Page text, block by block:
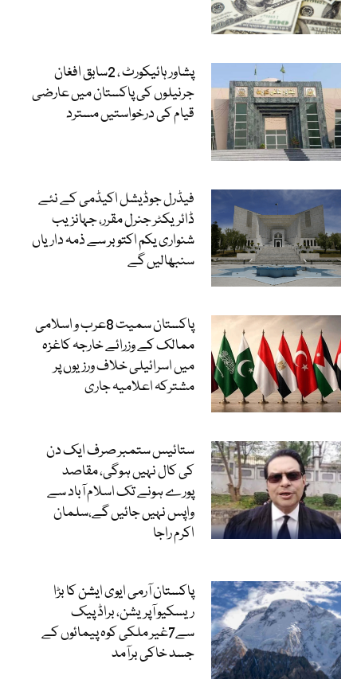
پشاور ہائیکورٹ ، 2سابق افغان
جرنیلوں کی پاکستان میں عارضی
قیام کی درخواستیں مسترد
فیڈرل جوڈیشل اکیڈمی کے نئے
ڈائریکٹر جنرل مقرر، جہانزیب
شنواری یکم اکتوبر سے ذمہ داریاں
سنبھالیں گے
پاکستان سمیت 8عرب و اسلامی
ممالک کے وزرائے خارجہ کاغزہ
میں اسرائیلی خلاف ورزیوں پر
مشترکہ اعلامیہ جاری
ستائیس ستمبر صرف ایک دن
کی کال نہیں ہوگی، مقاصد
پورے ہونے تک اسلام آباد سے
واپس نہیں جائیں گے،سلمان
اکرم راجا
پاکستان آرمی ایوی ایشن کا بڑا
ریسکیو آپریشن، براڈ پیک
سے7غیر ملکی کوہ پیمائوں کے
جسد خاکی برآمد